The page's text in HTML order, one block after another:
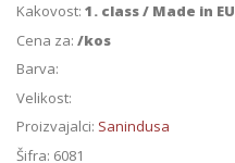
Kakovost: 1. class / Made in EU
Cena za: /kos
Barva:
Velikost:
Proizvajalci: Sanindusa
Šifra: 6081